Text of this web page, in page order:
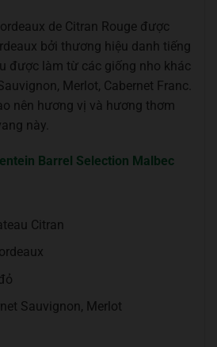
de Citran Rouge được
bởi thương hiệu danh tiếng
được làm từ các giống nho khác
Merlot, Cabernet Franc.
nên hương vị và hương thơm
này.
Barrel Selection Malbec
Citran
Sauvignon, Merlot